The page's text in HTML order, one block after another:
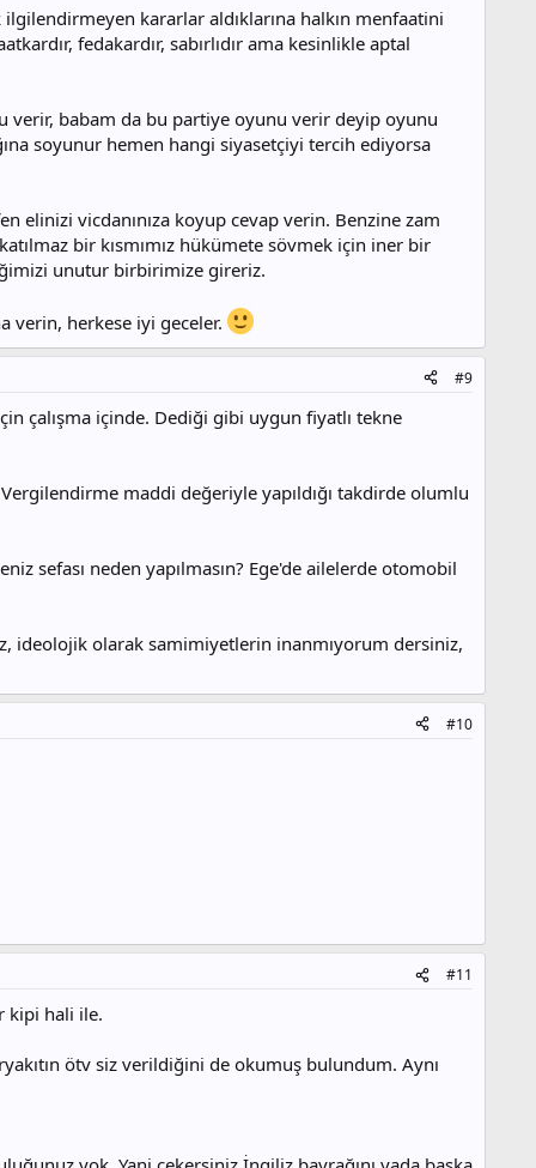
kararlar aldıklarına halkın menfaatini
fedakardır, sabırlıdır ama kesinlikle aptal
verir, babam da bu partiye oyunu verir deyip oyunu
soyunur hemen hangi siyasetçiyi tercih ediyorsa
elinizi vicdanınıza koyup cevap verin. Benzine zam
bir kısmımız hükümete sövmek için iner bir
unutur birbirimize gireriz.
verin, herkese iyi geceler.
#9
çalışma içinde. Dediği gibi uygun fiyatlı tekne
maddi değeriyle yapıldığı takdirde olumlu
sefası neden yapılmasın? Ege'de ailelerde otomobil
ideolojik olarak samimiyetlerin inanmıyorum dersiniz,
#10
#11
kipi hali ile.
ötv siz verildiğini de okumuş bulundum. Aynı